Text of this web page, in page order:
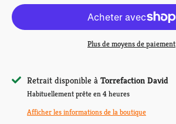
Plus de moyens de paiement
Retrait disponible à Torrefaction David
Habituellement prête en 4 heures
Afficher les informations de la boutique